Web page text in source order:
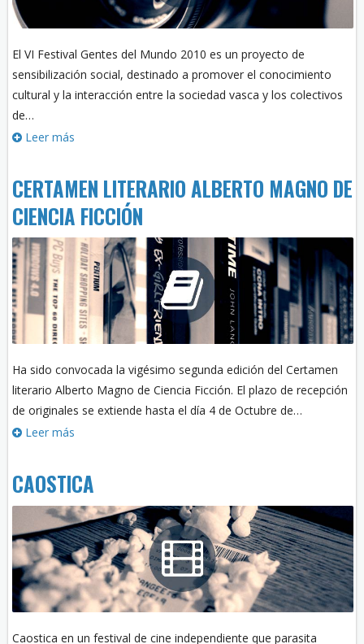
El VI Festival Gentes del Mundo 2010 es un proyecto de
sensibilización social, destinado a promover el conocimiento
cultural y la interacción entre la sociedad vasca y los colectivos
de…
Leer más
CERTAMEN LITERARIO ALBERTO MAGNO DE
CIENCIA FICCIÓN
Ha sido convocada la vigésimo segunda edición del Certamen
literario Alberto Magno de Ciencia Ficción. El plazo de recepción
de originales se extiende hasta el día 4 de Octubre de…
Leer más
CAOSTICA
Caostica en un festival de cine independiente que parasita